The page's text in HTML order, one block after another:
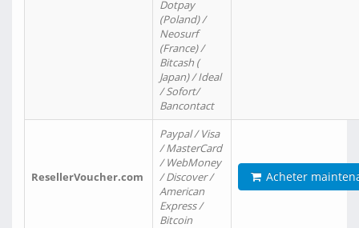
Dotpay
(Poland) /
Neosurf
(France) /
Bitcash (
Japan) / Ideal
/ Sofort/
Bancontact
ResellerVoucher.com
Paypal / Visa
/ MasterCard
/ WebMoney
/ Discover /
American
Express /
Bitcoin
Acheter